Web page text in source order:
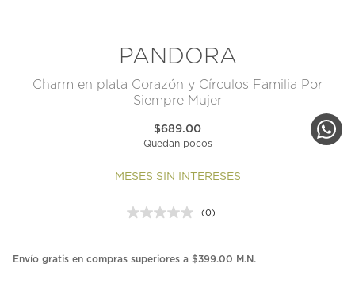
PANDORA
Charm en plata Corazón y Círculos Familia Por
Siempre Mujer
$689.00
Quedan pocos
MESES SIN INTERESES
Sin
en
(0)
Envío gratis en compras superiores a $399.00 M.N.